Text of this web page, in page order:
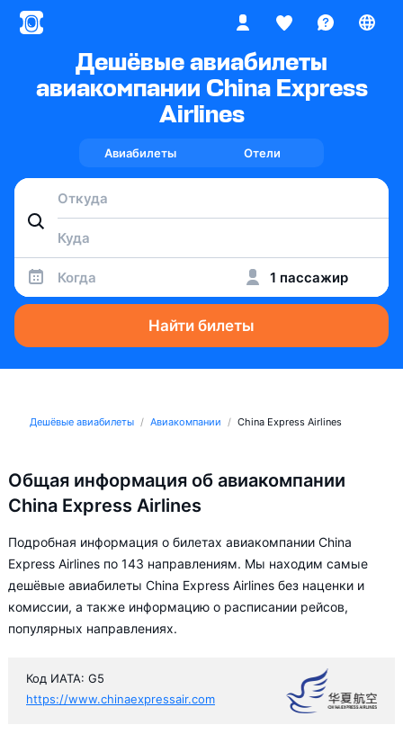
Дешёвые авиабилеты
авиакомпании China Express
Airlines
Авиабилеты Отели
Когда 1 пассажир
Найти билеты
Дешёвые авиабилеты Авиакомпании China Express Airlines
Общая информация об авиакомпании
China Express Airlines
Подробная информация о билетах авиакомпании China
Express Airlines по 143 направлениям. Мы находим самые
дешёвые авиабилеты China Express Airlines без наценки и
комиссии, а также информацию о расписании рейсов,
популярных направлениях.
Код ИАТА: G5
https://www.chinaexpressair.com